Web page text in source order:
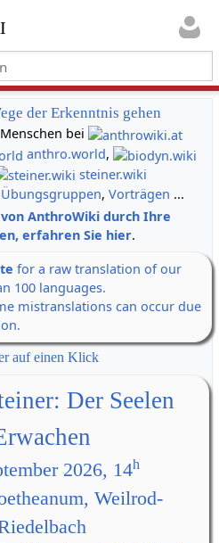
der Erkenntnis gehen
bei
anthro.world,
steiner.wiki
Übungsgruppen, Vorträgen ...
AnthroWiki durch Ihre
erfahren Sie hier.
for a raw translation of our
100 languages.
mistranslations can occur due
auf einen Klick
Der Seelen
2026, 14h
Weilrod-